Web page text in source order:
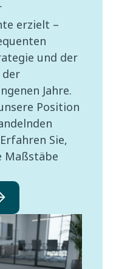
erzielt –
und der
der
Jahre.
Position
Sie,
Maßstäbe